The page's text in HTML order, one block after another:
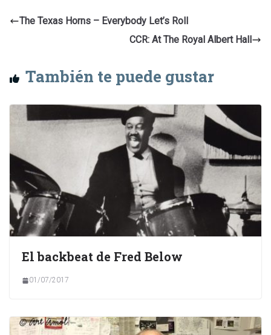
The Texas Horns – Everybody Let’s Roll
CCR: At The Royal Albert Hall
También te puede gustar
El backbeat de Fred Below
01/07/2017